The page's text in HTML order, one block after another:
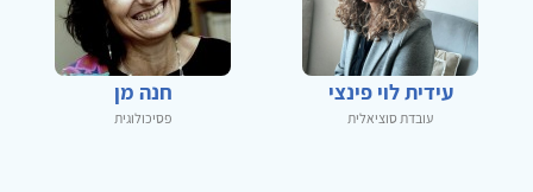
עידית לוי פינצי
עובדת סוציאלית
חנה מן
פסיכולוגית